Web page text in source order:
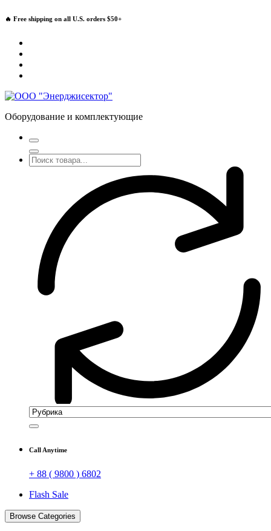
Перейти
содержимому
🔥 Free shipping on all U.S. orders $50+
Оборудование и комплектующие
Call Anytime
+ 88 ( 9800 ) 6802
Flash Sale
Browse Categories